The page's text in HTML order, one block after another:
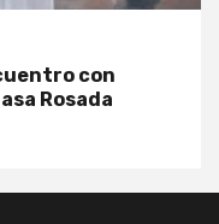
con
Rosada